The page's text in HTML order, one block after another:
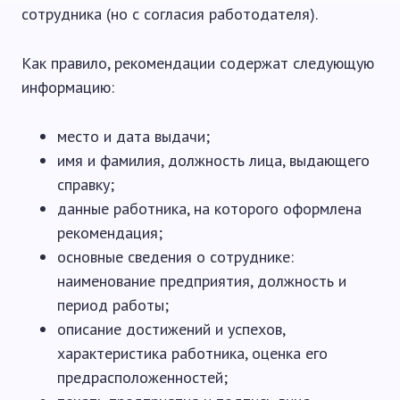
сотрудника (но с согласия работодателя).
Как правило, рекомендации содержат следующую
информацию:
место и дата выдачи;
имя и фамилия, должность лица, выдающего
справку;
данные работника, на которого оформлена
рекомендация;
основные сведения о сотруднике:
наименование предприятия, должность и
период работы;
описание достижений и успехов,
характеристика работника, оценка его
предрасположенностей;